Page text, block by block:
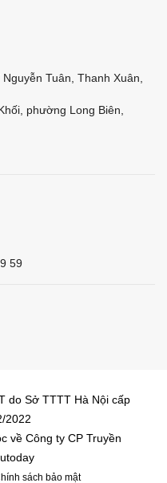
Tuân, Thanh Xuân,
phường Long Biên,
59
do Sở TTTT Hà Nội cấp
2022
về Công ty CP Truyền
sách bảo mật